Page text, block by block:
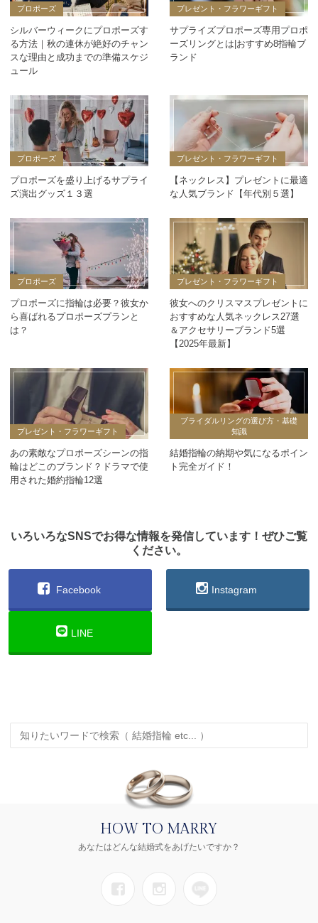
プロポーズ
シルバーウィークにプロポーズす
る方法｜秋の連休が絶好のチャン
スな理由と成功までの準備スケジ
ュール
プレゼント・フラワーギフト
サプライズプロポーズ専用プロポ
ーズリングとは|おすすめ8指輪ブ
ランド
プロポーズ
プロポーズを盛り上げるサプライ
ズ演出グッズ１３選
プレゼント・フラワーギフト
【ネックレス】プレゼントに最適
な人気ブランド【年代別５選】
プロポーズ
プロポーズに指輪は必要？彼女か
ら喜ばれるプロポーズプランと
は？
プレゼント・フラワーギフト
彼女へのクリスマスプレゼントに
おすすめな人気ネックレス27選
＆アクセサリーブランド5選
【2025年最新】
プレゼント・フラワーギフト
あの素敵なプロポーズシーンの指
輪はどこのブランド？ドラマで使
用された婚約指輪12選
ブライダルリングの選び方・基礎
知識
結婚指輪の納期や気になるポイン
ト完全ガイド！
いろいろなSNSでお得な情報を発信しています！ぜひご覧
ください。
Facebook Instagram
LINE
HOW TO MARRY
あなたはどんな結婚式をあげたいですか？